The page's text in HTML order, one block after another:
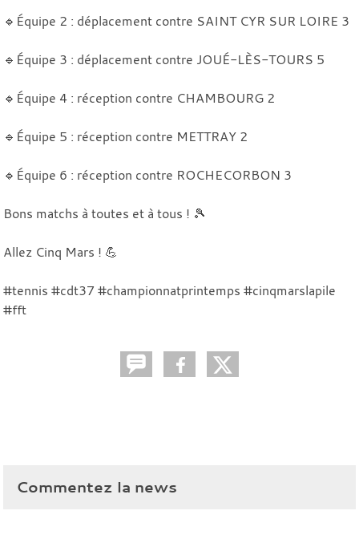
🔹Équipe 2 : déplacement contre SAINT CYR SUR LOIRE 3
🔹Équipe 3 : déplacement contre JOUÉ-LÈS-TOURS 5
🔹Équipe 4 : réception contre CHAMBOURG 2
🔹Équipe 5 : réception contre METTRAY 2
🔹Équipe 6 : réception contre ROCHECORBON 3
Bons matchs à toutes et à tous ! 🎾
Allez Cinq Mars ! 💪
#tennis #cdt37 #championnatprintemps #cinqmarslapile
#fft
Commentez la news